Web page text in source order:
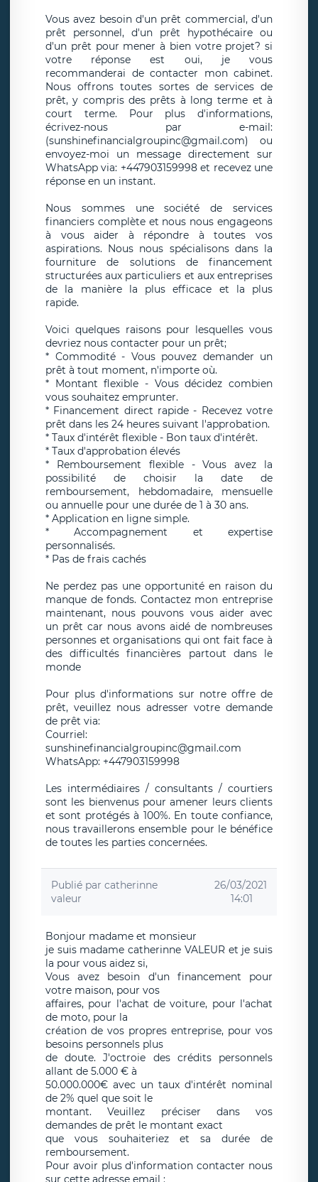
Vous avez besoin d'un prêt commercial, d'un
prêt personnel, d'un prêt hypothécaire ou
d'un prêt pour mener à bien votre projet? si
votre réponse est oui, je vous
recommanderai de contacter mon cabinet.
Nous offrons toutes sortes de services de
prêt, y compris des prêts à long terme et à
court terme. Pour plus d'informations,
écrivez-nous par e-mail:
(sunshinefinancialgroupinc@gmail.com) ou
envoyez-moi un message directement sur
WhatsApp via: +447903159998 et recevez une
réponse en un instant.
Nous sommes une société de services
financiers complète et nous nous engageons
à vous aider à répondre à toutes vos
aspirations. Nous nous spécialisons dans la
fourniture de solutions de financement
structurées aux particuliers et aux entreprises
de la manière la plus efficace et la plus
rapide.
Voici quelques raisons pour lesquelles vous
devriez nous contacter pour un prêt;
* Commodité - Vous pouvez demander un
prêt à tout moment, n'importe où.
* Montant flexible - Vous décidez combien
vous souhaitez emprunter.
* Financement direct rapide - Recevez votre
prêt dans les 24 heures suivant l'approbation.
* Taux d'intérêt flexible - Bon taux d'intérêt.
* Taux d'approbation élevés
* Remboursement flexible - Vous avez la
possibilité de choisir la date de
remboursement, hebdomadaire, mensuelle
ou annuelle pour une durée de 1 à 30 ans.
* Application en ligne simple.
* Accompagnement et expertise
personnalisés.
* Pas de frais cachés
Ne perdez pas une opportunité en raison du
manque de fonds. Contactez mon entreprise
maintenant, nous pouvons vous aider avec
un prêt car nous avons aidé de nombreuses
personnes et organisations qui ont fait face à
des difficultés financières partout dans le
monde
Pour plus d'informations sur notre offre de
prêt, veuillez nous adresser votre demande
de prêt via:
Courriel:
sunshinefinancialgroupinc@gmail.com
WhatsApp: +447903159998
Les intermédiaires / consultants / courtiers
sont les bienvenus pour amener leurs clients
et sont protégés à 100%. En toute confiance,
nous travaillerons ensemble pour le bénéfice
de toutes les parties concernées.
Publié par catherinne
valeur
26/03/2021
14:01
Bonjour madame et monsieur
je suis madame catherinne VALEUR et je suis
la pour vous aidez si,
Vous avez besoin d'un financement pour
votre maison, pour vos
affaires, pour l'achat de voiture, pour l'achat
de moto, pour la
création de vos propres entreprise, pour vos
besoins personnels plus
de doute. J'octroie des crédits personnels
allant de 5.000 € à
50.000.000€ avec un taux d'intérêt nominal
de 2% quel que soit le
montant. Veuillez préciser dans vos
demandes de prêt le montant exact
que vous souhaiteriez et sa durée de
remboursement.
Pour avoir plus d'information contacter nous